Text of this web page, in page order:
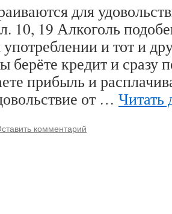
для
10, 19 Алкоголь
и тот и
берёте кредит и сразу
прибыль и
от … Читать
комментарий